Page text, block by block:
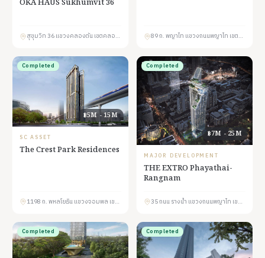
OKA HAUS Sukhumvit 36
สุขุมวิท 36 แขวงคลองตัน เขตคลองเตย กรุงเทพมหานคร 10110 89 ถ. พญาไท แขวงถนนพญาไท เขตราชเทวี กรุงเทพมหานคร 10400
Completed
฿5M - 15M
SC ASSET
The Crest Park Residences
1198 ถ. พหลโยธิน แขวงจอมพล เขตจตุจักร กรุงเทพมหานคร 10900
Completed
฿7M - 25M
MAJOR DEVELOPMENT
THE EXTRO Phayathai-
Rangnam
35 ถนน รางน้ำ แขวงถนนพญาไท เขตราชเทวี กรุงเทพมหานคร 10400
Completed Completed